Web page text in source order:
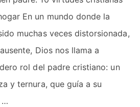
En un mundo donde la
muchas veces distorsionada,
Dios nos llama a
rol del padre cristiano: un
y ternura, que guía a su
…